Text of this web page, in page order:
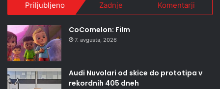
Priljubljeno Zadnje Komentarji
CoComelon: Film
7. avgusta, 2026
Audi Nuvolari od skice do prototipa v
rekordnih 405 dneh